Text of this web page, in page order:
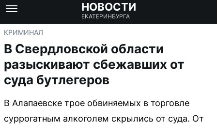
НОВОСТИ
ЕКАТЕРИНБУРГА
КРИМИНАЛ
В Свердловской области
разыскивают сбежавших от
суда бутлегеров
В Алапаевске трое обвиняемых в торговле
суррогатным алкоголем скрылись от суда. От